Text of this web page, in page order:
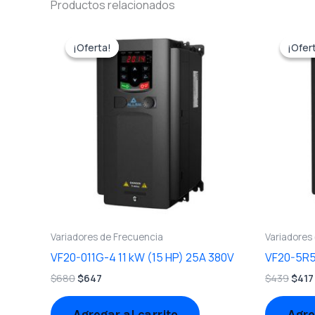
Productos relacionados
¡Oferta!
¡Oferta!
Variadores de Frecuencia
VF20-011G-4 11 kW (15 HP) 25A 380V
$680
original
era:
$647
precio
actual
$647.
VF20-
$439
era:
$417